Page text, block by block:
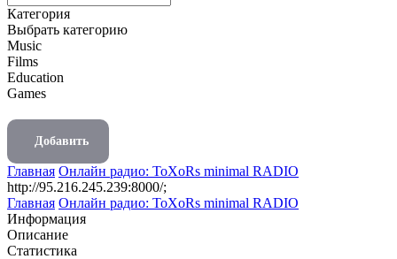
Категория
Выбрать категорию
Music
Films
Education
Games
Добавить
Главная Онлайн радио: ToXoRs minimal RADIO
http://95.216.245.239:8000/;
Главная Онлайн радио: ToXoRs minimal RADIO
Информация
Описание
Статистика